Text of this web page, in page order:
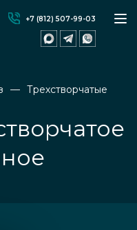
+7 (812) 507-99-03
Трехстворчатые